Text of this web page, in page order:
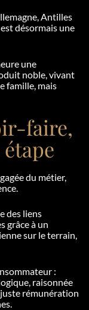
Antilles
désormais une
une
noble, vivant
famille, mais
faire,
du métier,
des liens
grâce à un
sur le terrain,
:
raisonnée
rémunération